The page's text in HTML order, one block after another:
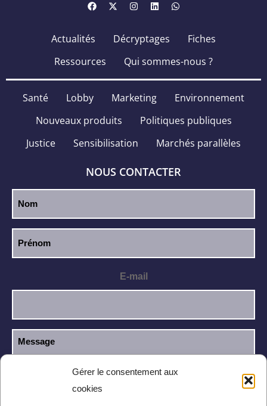
Gérer le consentement aux
cookies
Actualités Décryptages
Fiches
Ressources
Qui sommes-nous ?
Santé Lobby Marketing
Environnement
Nouveaux produits
Politiques publiques
Justice
Sensibilisation Marchés parallèles
NOUS CONTACTER
E-mail
J’ai lu et j’accepte la